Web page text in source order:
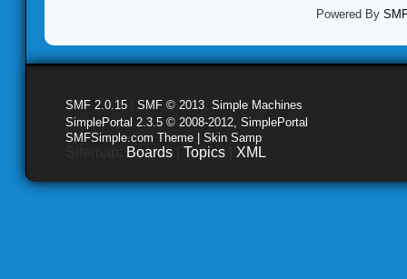
Powered By
SMF 2.0.15 SMF © 2013 Simple Machines
SimplePortal 2.3.5 © 2008-2012, SimplePortal
SMFSimple.com Theme | Skin Samp
Boards Topics XML